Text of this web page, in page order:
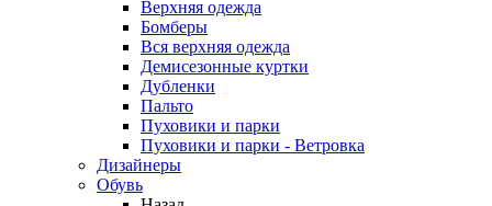
Верхняя одежда
Бомберы
Вся верхняя одежда
Демисезонные куртки
Дубленки
Пальто
Пуховики и парки
Пуховики и парки - Ветровка
Дизайнеры
Обувь